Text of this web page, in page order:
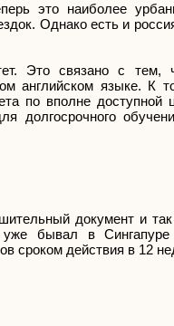
это наиболее
Однако есть и
Это связано с тем,
английском языке. К
по вполне доступной
долгосрочного
документ и
уже бывал в
сроком действия в 12